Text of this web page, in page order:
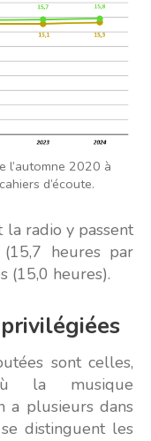
l’automne 2020 à
d’écoute.
la radio y passent
heures par
(15,0 heures).
sont celles,
la musique
a plusieurs dans
distinguent les